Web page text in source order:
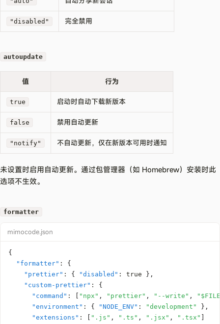
"disabled" 完全禁用
autoupdate
值 行为
true 启动时自动下载新版本
false 禁用自动更新
"notify" 不自动更新，仅在新版本可用时通知
未设置时启用自动更新。通过包管理器（如 Homebrew）安装时此
选项不生效。
formatter
mimocode.json
{
"formatter" :
{
"prettier" : { "disabled" : true } ,
"custom-prettier" :
{
"command" : "npx" , "prettier" , "--write" ,
"environment" : { "NODE_ENV" : "development" } ,
"extensions" : ".js" , ".ts" , ".jsx" , ".tsx"